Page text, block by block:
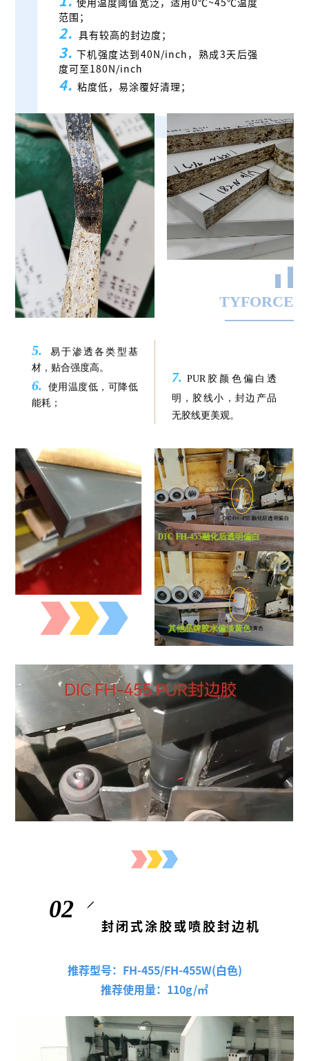
范围；
2. 具有较高的封边度；
3. 下机强度达到40N/inch，熟成3天后强
度可至180N/inch
4.粘度低，易涂覆好清理；
TYFORCE
DIC FH-455融化后透明偏白
其他品牌胶水偏淡黄色
5. 易于渗透各类型基
材，贴合强度高。
6. 使用温度低，可降低
能耗；
7. PUR胶颜色偏白透
明，胶线小，封边产品
无胶线更美观。
02
封闭式涂胶或喷胶封边机
推荐型号：FH-455/FH-455W(白色)
推荐使用量：110g/㎡